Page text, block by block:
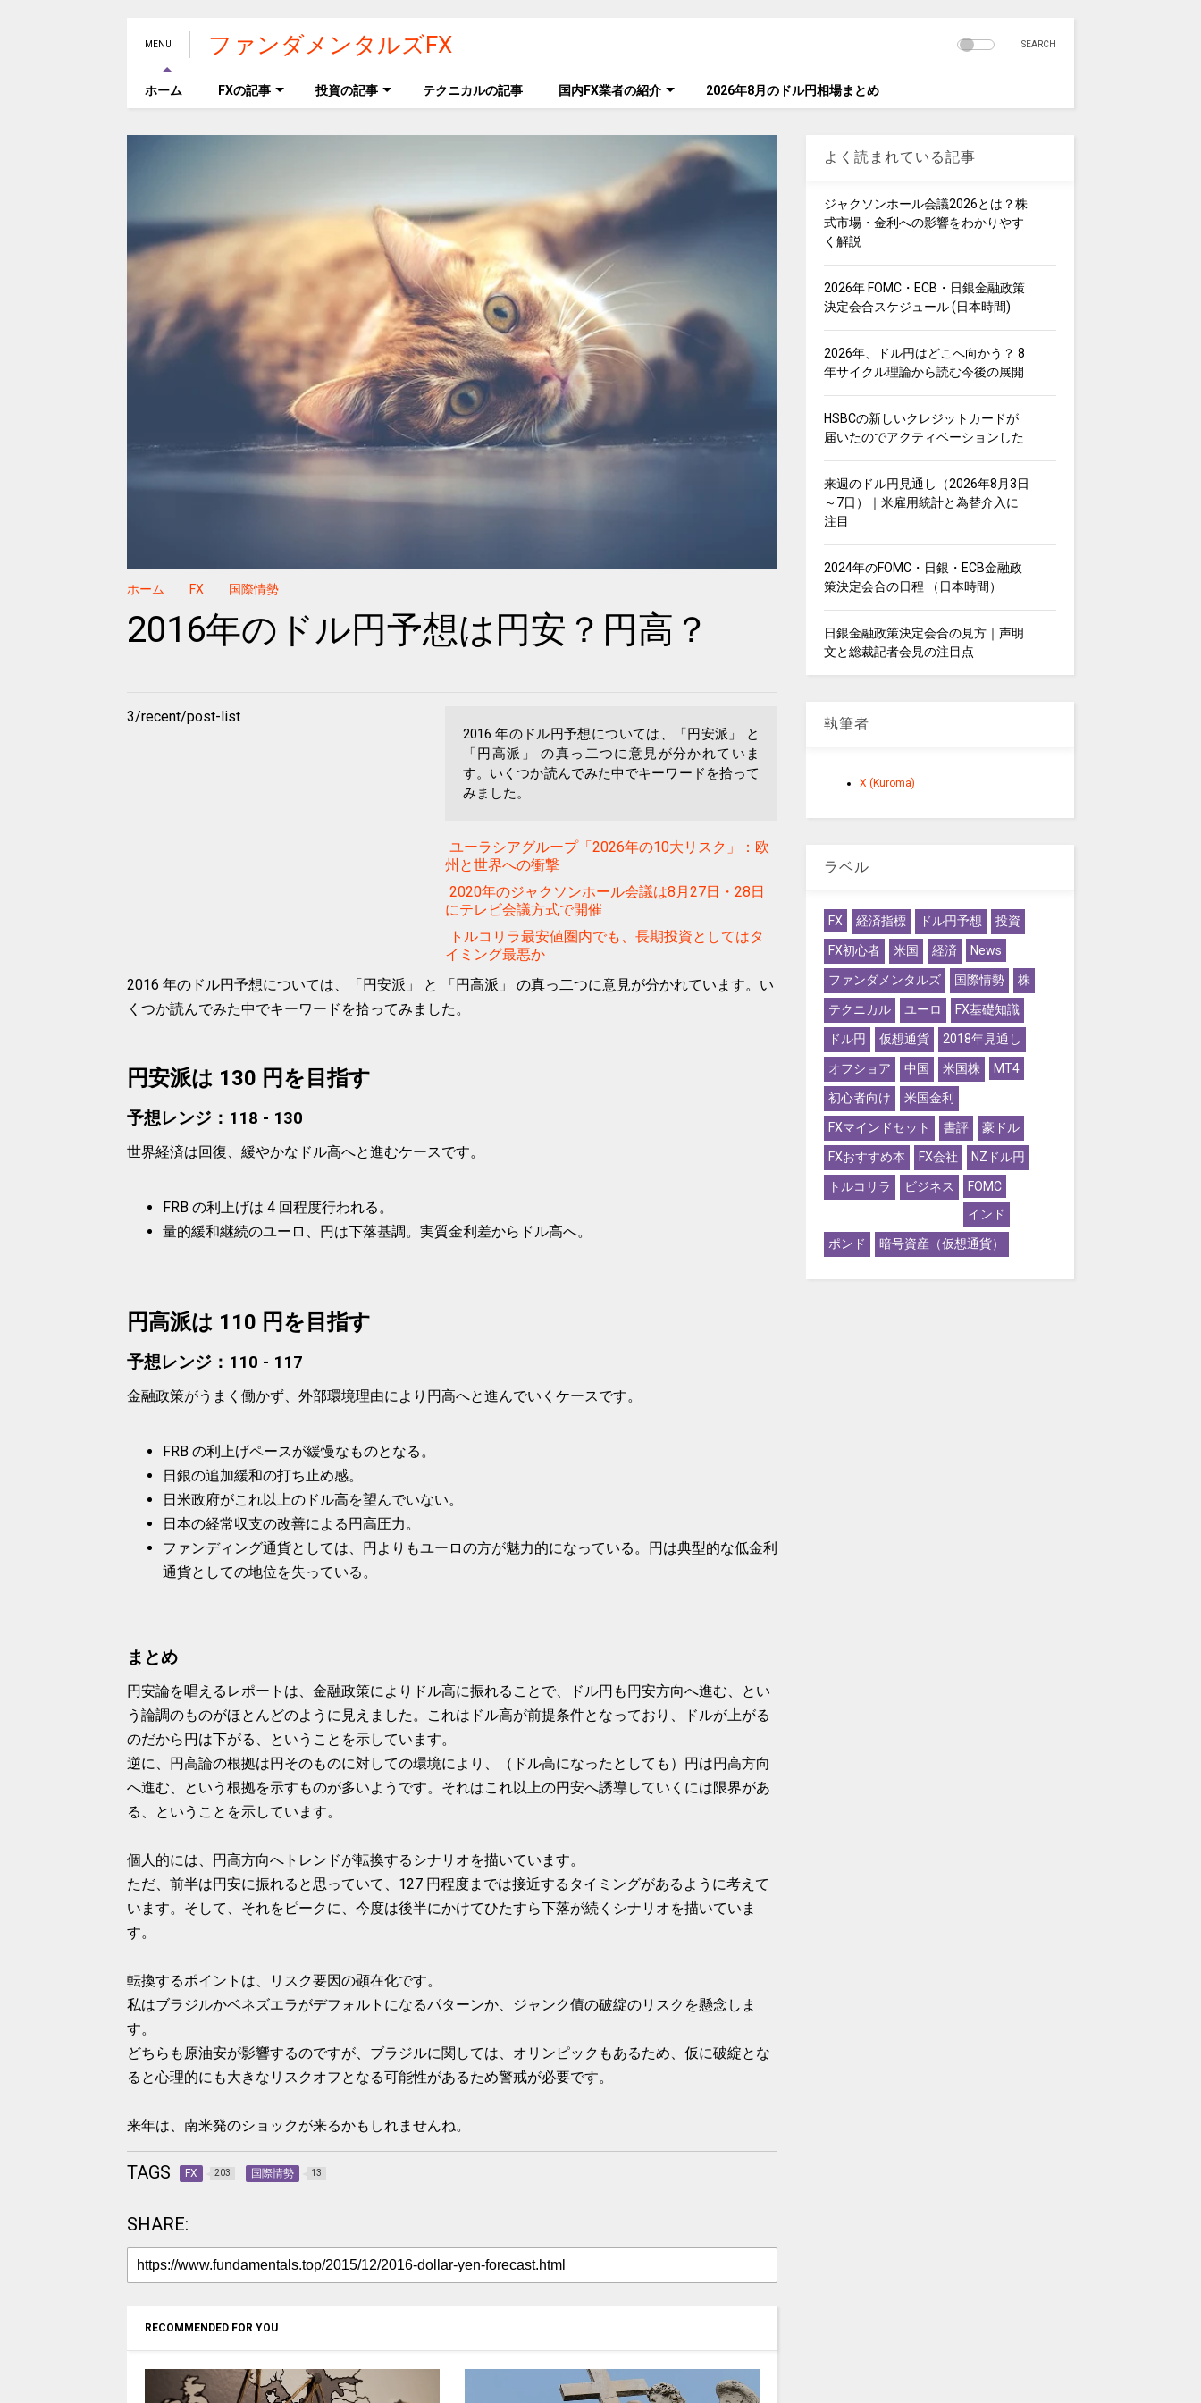
MENU ファンダメンタルズFX SEARCH
ホーム FXの記事 投資の記事 テクニカルの記事 国内FX業者の紹介 2026年8月のドル円相場まとめ
ホーム FX 国際情勢
2016年のドル円予想は円安？円高？
3/recent/post-list
2016 年のドル円予想については、「円安派」 と
「円高派」 の真っ二つに意見が分かれていま
す。いくつか読んでみた中でキーワードを拾って
みました。
ユーラシアグループ「2026年の10大リスク」：欧
州と世界への衝撃
2020年のジャクソンホール会議は8月27日・28日
にテレビ会議方式で開催
トルコリラ最安値圏内でも、長期投資としてはタ
イミング最悪か
2016 年のドル円予想については、「円安派」 と 「円高派」 の真っ二つに意見が分かれています。い
くつか読んでみた中でキーワードを拾ってみました。
円安派は 130 円を目指す
予想レンジ：118 - 130
世界経済は回復、緩やかなドル高へと進むケースです。
FRB の利上げは 4 回程度行われる。
量的緩和継続のユーロ、円は下落基調。実質金利差からドル高へ。
円高派は 110 円を目指す
予想レンジ：110 - 117
金融政策がうまく働かず、外部環境理由により円高へと進んでいくケースです。
FRB の利上げペースが緩慢なものとなる。
日銀の追加緩和の打ち止め感。
日米政府がこれ以上のドル高を望んでいない。
日本の経常収支の改善による円高圧力。
ファンディング通貨としては、円よりもユーロの方が魅力的になっている。円は典型的な低金利
通貨としての地位を失っている。
まとめ
円安論を唱えるレポートは、金融政策によりドル高に振れることで、ドル円も円安方向へ進む、とい
う論調のものがほとんどのように見えました。これはドル高が前提条件となっており、ドルが上がる
のだから円は下がる、ということを示しています。
逆に、円高論の根拠は円そのものに対しての環境により、（ドル高になったとしても）円は円高方向
へ進む、という根拠を示すものが多いようです。それはこれ以上の円安へ誘導していくには限界があ
る、ということを示しています。
個人的には、円高方向へトレンドが転換するシナリオを描いています。
ただ、前半は円安に振れると思っていて、127 円程度までは接近するタイミングがあるように考えて
います。そして、それをピークに、今度は後半にかけてひたすら下落が続くシナリオを描いていま
す。
転換するポイントは、リスク要因の顕在化です。
私はブラジルかベネズエラがデフォルトになるパターンか、ジャンク債の破綻のリスクを懸念しま
す。
どちらも原油安が影響するのですが、ブラジルに関しては、オリンピックもあるため、仮に破綻とな
ると心理的にも大きなリスクオフとなる可能性があるため警戒が必要です。
来年は、南米発のショックが来るかもしれませんね。
TAGS FX 203 国際情勢 13
SHARE:
RECOMMENDED FOR YOU
よく読まれている記事
ジャクソンホール会議2026とは？株
式市場・金利への影響をわかりやす
く解説
2026年 FOMC・ECB・日銀金融政策
決定会合スケジュール (日本時間)
2026年、ドル円はどこへ向かう？ 8
年サイクル理論から読む今後の展開
HSBCの新しいクレジットカードが
届いたのでアクティベーションした
来週のドル円見通し（2026年8月3日
～7日）｜米雇用統計と為替介入に
注目
2024年のFOMC・日銀・ECB金融政
策決定会合の日程 （日本時間）
日銀金融政策決定会合の見方｜声明
文と総裁記者会見の注目点
執筆者
X (Kuroma)
ラベル
FX 経済指標 ドル円予想 投資
FX初心者 米国 経済 News
ファンダメンタルズ 国際情勢 株
テクニカル ユーロ FX基礎知識
ドル円 仮想通貨 2018年見通し
オフショア 中国 米国株 MT4
初心者向け 米国金利
FXマインドセット 書評 豪ドル
FXおすすめ本 FX会社 NZドル円
トルコリラ ビジネス
FOMC
インド
ポンド 暗号資産（仮想通貨）